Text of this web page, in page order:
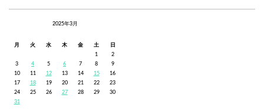
2025年3月
月 火 水 木 金 土
日
1
2
3
4 5 6 7 8
9
10
11 12 13 14 15
16
17
18 19 20 21 22
23
24
25 26 27 28 29
30
31